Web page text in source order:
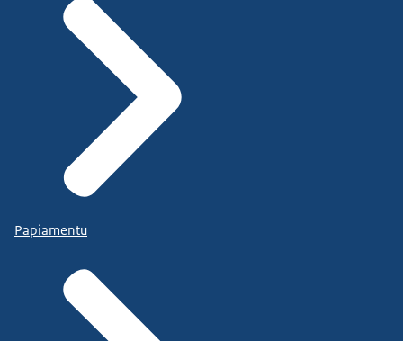
Papiamentu